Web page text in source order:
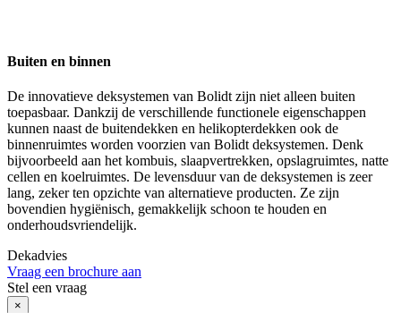
Buiten en binnen
De innovatieve deksystemen van Bolidt zijn niet alleen buiten
toepasbaar. Dankzij de verschillende functionele eigenschappen
kunnen naast de buitendekken en helikopterdekken ook de
binnenruimtes worden voorzien van Bolidt deksystemen. Denk
bijvoorbeeld aan het kombuis, slaapvertrekken, opslagruimtes, natte
cellen en koelruimtes. De levensduur van de deksystemen is zeer
lang, zeker ten opzichte van alternatieve producten. Ze zijn
bovendien hygiënisch, gemakkelijk schoon te houden en
onderhoudsvriendelijk.
Dekadvies
Vraag een brochure aan
Stel een vraag
×